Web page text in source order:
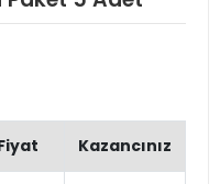
Kazancınız